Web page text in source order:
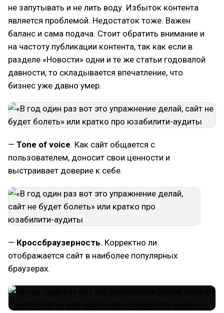
не запутывать и не лить воду. Избыток контента
является проблемой. Недостаток тоже. Важен
баланс и сама подача. Стоит обратить внимание и
на частоту публикации контента, так как если в
разделе «Новости» одни и те же статьи годовалой
давности, то складывается впечатление, что
бизнес уже давно умер.
— Tone of voice. Как сайт общается с
пользователем, доносит свои ценности и
выстраивает доверие к себе.
— Кроссбраузерность. Корректно ли
отображается сайт в наиболее популярных
браузерах.